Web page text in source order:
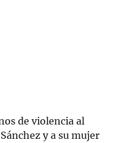
de violencia al
y a su mujer